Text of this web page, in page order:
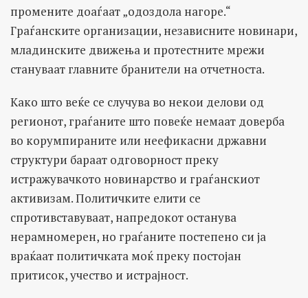
промените доаѓаат „одоздола нагоре.“
Граѓанските организации, независните новинари,
младинските движења и протестните мрежи
стануваат главните бранители на отчетноста.
Како што веќе се случува во некои делови од
регионот, граѓаните што повеќе немаат доверба
во корумпираните или неефикасни државни
структури бараат одговорност преку
истражувачкото новинарство и граѓанскиот
активизам. Политичките елити се
спротивставуваат, напредокот останува
нерамномерен, но граѓаните постепено си ја
враќаат политичката моќ преку постојан
притисок, учество и истрајност.